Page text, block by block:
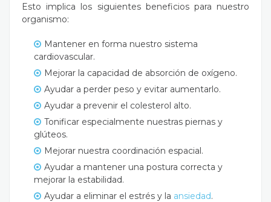
Esto implica los siguientes beneficios para nuestro
organismo:
Mantener en forma nuestro sistema
cardiovascular.
Mejorar la capacidad de absorción de oxígeno.
Ayudar a perder peso y evitar aumentarlo.
Ayudar a prevenir el colesterol alto.
Tonificar especialmente nuestras piernas y
glúteos.
Mejorar nuestra coordinación espacial.
Ayudar a mantener una postura correcta y
mejorar la estabilidad.
Ayudar a eliminar el estrés y la ansiedad.